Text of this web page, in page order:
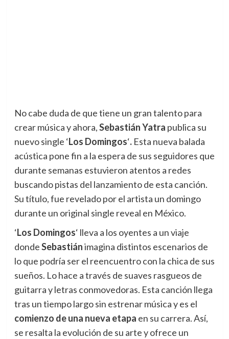
No cabe duda de que tiene un gran talento para
crear música y ahora,Sebastián Yatra publica su
nuevo single ‘Los Domingos‘.Esta nueva balada
acústica pone fin a la espera de sus seguidores que
durante semanas estuvieron atentos a redes
buscando pistas del lanzamiento de esta canción.
Su título, fue revelado por el artista un domingo
durante un original single reveal en México.
‘Los Domingos‘ lleva a los oyentes a un viaje
dondeSebastiánimagina distintos escenarios de
lo que podría ser el reencuentro con la chica de sus
sueños. Lo hace a través de suaves rasgueos de
guitarra y letras conmovedoras. Esta canción llega
tras un tiempo largo sin estrenar música y es el
comienzo de una nueva etapa en su carrera. Así,
se resalta la evolución de su arte y ofrece un